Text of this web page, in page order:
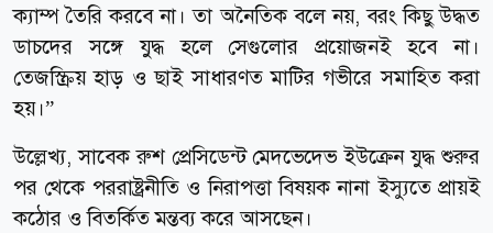
ক্যাম্প তৈরি করবে না। তা অনৈতিক বলে নয়, বরং কিছু উদ্ধত
ডাচদের সঙ্গে যুদ্ধ হলে সেগুলোর প্রয়োজনই হবে না।
তেজস্ক্রিয় হাড় ও ছাই সাধারণত মাটির গভীরে সমাহিত করা
হয়।”
উল্লেখ্য, সাবেক রুশ প্রেসিডেন্ট মেদভেদেভ ইউক্রেন যুদ্ধ শুরুর
পর থেকে পররাষ্ট্রনীতি ও নিরাপত্তা বিষয়ক নানা ইস্যুতে প্রায়ই
কঠোর ও বিতর্কিত মন্তব্য করে আসছেন।